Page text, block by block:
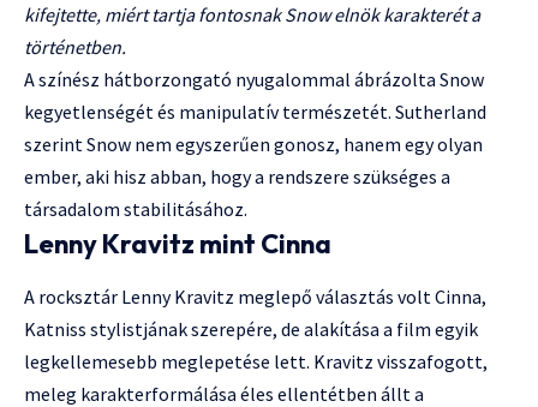
kifejtette, miért tartja fontosnak Snow elnök karakterét a
történetben.
A színész hátborzongató nyugalommal ábrázolta Snow
kegyetlenségét és manipulatív természetét. Sutherland
szerint Snow nem egyszerűen gonosz, hanem egy olyan
ember, aki hisz abban, hogy a rendszere szükséges a
társadalom stabilitásához.
Lenny Kravitz mint Cinna
A rocksztár Lenny Kravitz meglepő választás volt Cinna,
Katniss stylistjának szerepére, de alakítása a film egyik
legkellemesebb meglepetése lett. Kravitz visszafogott,
meleg karakterformálása éles ellentétben állt a